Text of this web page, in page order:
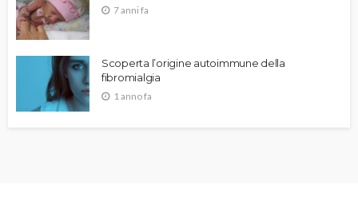
7 anni fa
Scoperta l’origine autoimmune della
fibromialgia
1 anno fa